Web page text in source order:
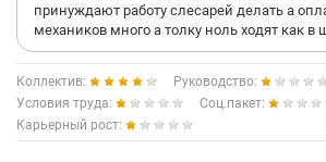
принуждают работу слесарей делать а
механиков много а толку ноль ходят как
Коллектив:
Руководство:
Условия труда:
Соц.пакет:
Карьерный рост: